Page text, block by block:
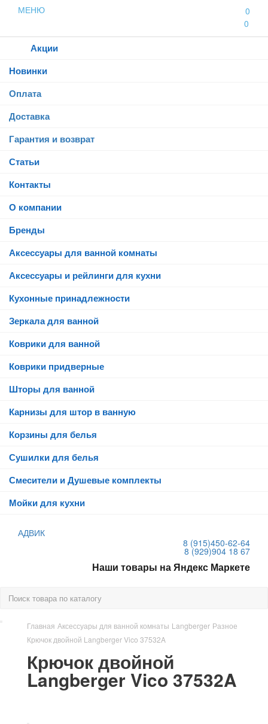
МЕНЮ
0
0
Акции
Новинки
Оплата
Доставка
Гарантия и возврат
Статьи
Контакты
О компании
Бренды
Аксессуары для ванной комнаты
Аксессуары и рейлинги для кухни
Кухонные принадлежности
Зеркала для ванной
Коврики для ванной
Коврики придверные
Шторы для ванной
Карнизы для штор в ванную
Корзины для белья
Сушилки для белья
Смесители и Душевые комплекты
Мойки для кухни
АДВИК
8 (915)450-62-64
8 (929)904 18 67
Наши товары на Яндекс Маркете
Главная Аксессуары для ванной комнаты Langberger Разное
Крючок двойной Langberger Vico 37532A
Крючок двойной
Langberger Vico 37532A